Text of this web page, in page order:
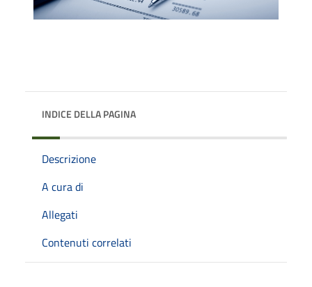
INDICE DELLA PAGINA
Descrizione
A cura di
Allegati
Contenuti correlati